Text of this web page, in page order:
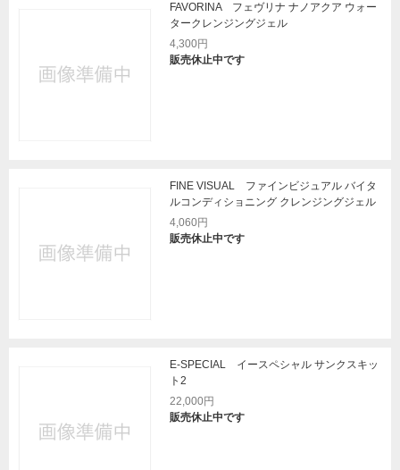
FAVORINA フェヴリナ ナノアクア ウォー
タークレンジングジェル
4,300円
販売休止中です
FINE VISUAL ファインビジュアル バイタ
ルコンディショニング クレンジングジェル
4,060円
販売休止中です
E-SPECIAL イースペシャル サンクスキッ
ト2
22,000円
販売休止中です